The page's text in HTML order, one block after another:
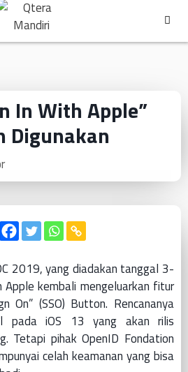
In With Apple”
Digunakan
2019, yang diadakan tanggal 3-
Apple kembali mengeluarkan fitur
On” (SSO) Button. Rencananya
pada iOS 13 yang akan rilis
Tetapi pihak OpenID Fondation
celah keamanan yang bisa